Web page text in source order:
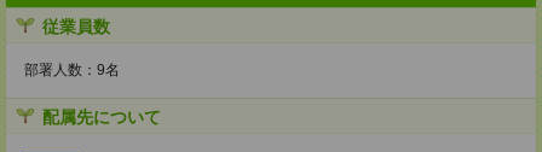
従業員数
部署人数：9名
配属先について